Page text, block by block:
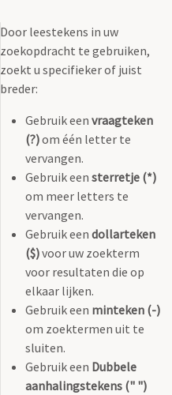
Door leestekens in uw
zoekopdracht te gebruiken,
zoekt u specifieker of juist
breder:
Gebruik een vraagteken
(?)om één letter te
vervangen.
Gebruik een sterretje (*)
om meer letters te
vervangen.
Gebruik een dollarteken
($)voor uw zoekterm
voor resultaten die op
elkaar lijken.
Gebruik een minteken (-)
om zoektermen uit te
sluiten.
Gebruik een Dubbele
aanhalingstekens (" ")